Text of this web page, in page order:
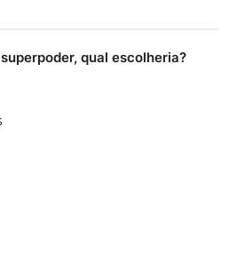
qual escolheria?